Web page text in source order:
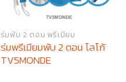
ร่มพับ 2 ตอน พรีเมียม
ร่มพรีเมียมพับ 2 ตอน โลโก้
TV5MONDE